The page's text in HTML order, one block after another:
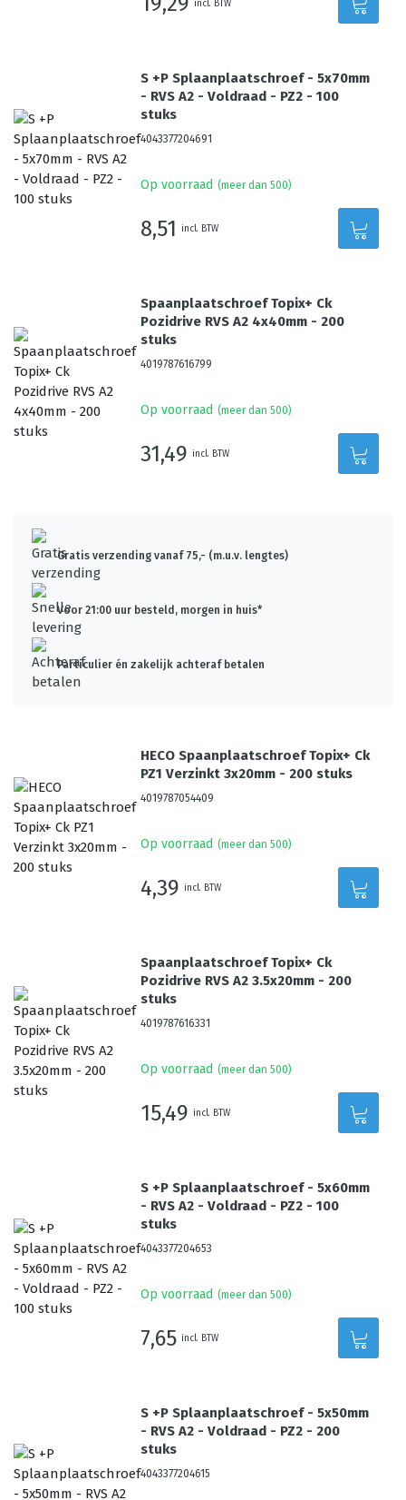
incl. BTW
S +P Splaanplaatschroef - 5x70mm
- RVS A2 - Voldraad - PZ2 - 100
stuks
4043377204691
Op voorraad (meer dan 500)
8,51 incl. BTW
Spaanplaatschroef Topix+ Ck
Pozidrive RVS A2 4x40mm - 200
stuks
4019787616799
Op voorraad (meer dan 500)
31,49 incl. BTW
Gratis verzending vanaf 75,- (m.u.v. lengtes)
Voor 21:00 uur besteld, morgen in huis*
Particulier én zakelijk achteraf betalen
HECO Spaanplaatschroef Topix+ Ck
PZ1 Verzinkt 3x20mm - 200 stuks
4019787054409
Op voorraad (meer dan 500)
4,39 incl. BTW
Spaanplaatschroef Topix+ Ck
Pozidrive RVS A2 3.5x20mm - 200
stuks
4019787616331
Op voorraad (meer dan 500)
15,49 incl. BTW
S +P Splaanplaatschroef - 5x60mm
- RVS A2 - Voldraad - PZ2 - 100
stuks
4043377204653
Op voorraad (meer dan 500)
7,65 incl. BTW
S +P Splaanplaatschroef - 5x50mm
- RVS A2 - Voldraad - PZ2 - 200
stuks
4043377204615